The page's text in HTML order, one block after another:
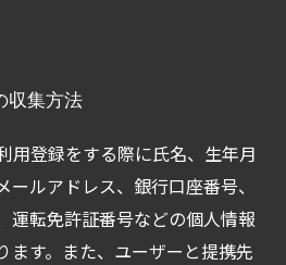
収集方法
用登録をする際に氏名、生年月
ルアドレス、銀行口座番号、
運転免許証番号などの個人情報
ます。また、ユーザーと提携先